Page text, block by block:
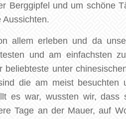
Berggipfel und um schöne
Aussichten.
allem erleben und da
und am einfachsten
beliebteste unter
die am meist
es war, wussten wir,
Tage an der Mauer, auf